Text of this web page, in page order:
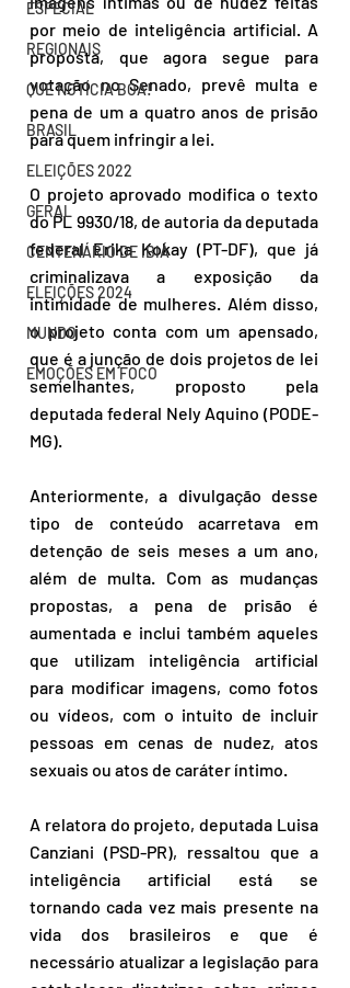
ESPECIAL
REGIONAIS
QUE NOTÍCIA BOA!
BRASIL
ELEIÇÕES 2022
GERAL
CENTENÁRIO DE IBIÁ
ELEIÇÕES 2024
MUNDO
EMOÇÕES EM FOCO
por meio de inteligência artificial. A
proposta, que agora segue para
votação no Senado, prevê multa e
pena de um a quatro anos de prisão
para quem infringir a lei.
O projeto aprovado modifica o texto
do PL 9930/18, de autoria da deputada
federal Erika Kokay (PT-DF), que já
criminalizava a exposição da
intimidade de mulheres. Além disso,
o projeto conta com um apensado,
que é a junção de dois projetos de lei
semelhantes, proposto pela
deputada federal Nely Aquino (PODE-
MG).
Anteriormente, a divulgação desse
tipo de conteúdo acarretava em
detenção de seis meses a um ano,
além de multa. Com as mudanças
propostas, a pena de prisão é
aumentada e inclui também aqueles
que utilizam inteligência artificial
para modificar imagens, como fotos
ou vídeos, com o intuito de incluir
pessoas em cenas de nudez, atos
sexuais ou atos de caráter íntimo.
A relatora do projeto, deputada Luisa
Canziani (PSD-PR), ressaltou que a
inteligência artificial está se
tornando cada vez mais presente na
vida dos brasileiros e que é
necessário atualizar a legislação para